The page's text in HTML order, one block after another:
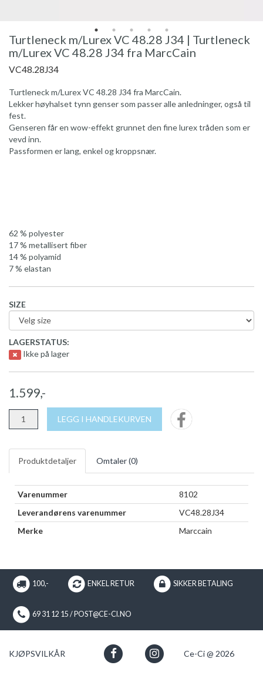
Turtleneck m/Lurex VC 48.28 J34 | Turtleneck
m/Lurex VC 48.28 J34 fra MarcCain
VC48.28J34
Turtleneck m/Lurex VC 48.28 J34 fra MarcCain.
Lekker høyhalset tynn genser som passer alle anledninger, også til
fest.
Genseren får en wow-effekt grunnet den fine lurex tråden som er
vevd inn.
Passformen er lang, enkel og kroppsnær.
62 % polyester
17 % metallisert fiber
14 % polyamid
7 % elastan
SIZE
LAGERSTATUS:
Ikke på lager
1.599,-
LEGG I HANDLEKURVEN
Produktdetaljer Omtaler (0)
Varenummer
8102
Leverandørens varenummer
VC48.28J34
Merke
Marccain
100,- ENKEL RETUR SIKKER BETALING
69 31 12 15 / POST@CE-CI.NO
KJØPSVILKÅR Ce-Ci @ 2026